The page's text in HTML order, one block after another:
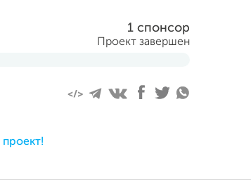
1 спонсор
Проект завершен
проект!